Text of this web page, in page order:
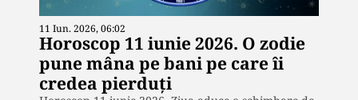
11 Iun. 2026, 06:02
Horoscop 11 iunie 2026. O zodie
pune mâna pe bani pe care îi
credea pierduți